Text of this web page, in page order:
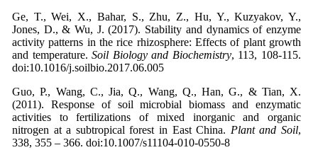
Ge, T., Wei, X., Bahar, S., Zhu, Z., Hu, Y., Kuzyakov, Y.,
Jones, D., & Wu, J. (2017). Stability and dynamics of enzyme
activity patterns in the rice rhizosphere: Effects of plant growth
and temperature.Soil Biology and Biochemistry, 113, 108-115.
doi:10.1016/j.soilbio.2017.06.005
Guo, P., Wang, C., Jia, Q., Wang, Q., Han, G., & Tian, X.
(2011). Response of soil microbial biomass and enzymatic
activities to fertilizations of mixed inorganic and organic
nitrogen at a subtropical forest in East China. Plant and Soil,
338, 355 – 366. doi:10.1007/s11104-010-0550-8